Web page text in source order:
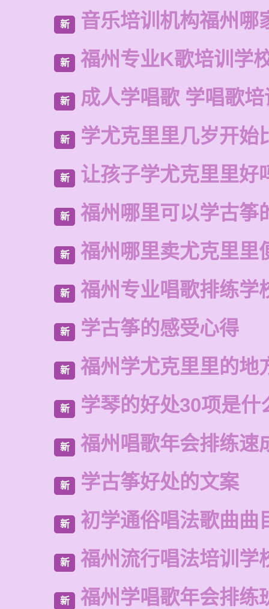
新 音乐培训机构福州哪
新 福州专业K歌培训学
新 成人学唱歌 学唱歌
新 学尤克里里几岁开始
新 让孩子学尤克里里好
新 福州哪里可以学古筝
新 福州哪里卖尤克里里
新 福州专业唱歌排练学
新 学古筝的感受心得
新 福州学尤克里里的地
新 学琴的好处30项是什
新 福州唱歌年会排练速
新 学古筝好处的文案
新 初学通俗唱法歌曲曲
新 福州流行唱法培训学
新 福州学唱歌年会排练